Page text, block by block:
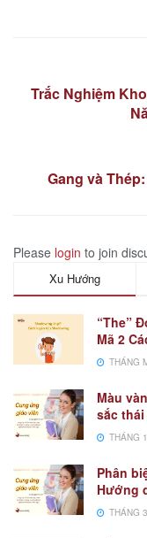
Trắc Nghiệm
Gang và
Please login to join
Xu Hướng
“The”
Mã 2
THÁNG
Màu
sắc
THÁNG
Phân
Hướng
THÁNG